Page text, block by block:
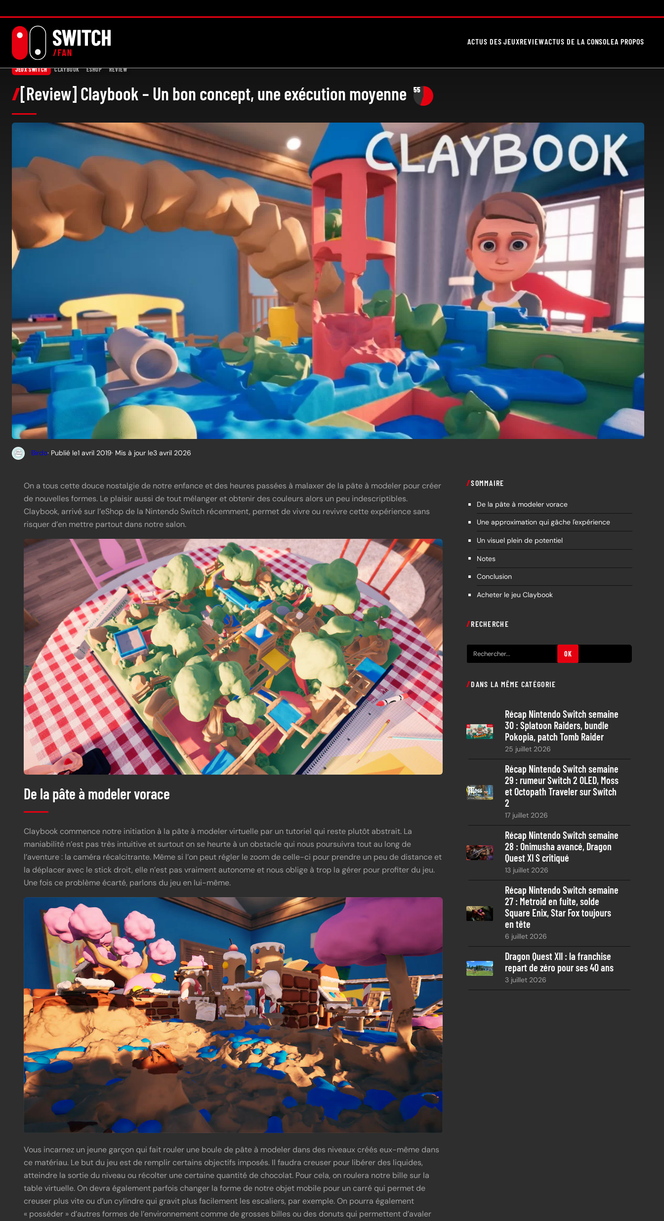
au
contenu
JEUX SWITCH CLAYBOOK ESHOP REVIEW
[Review] Claybook – Un bon concept, une exécution moyenne
Birdo· Publié le1 avril 2019· Mis à jour le3 avril 2026
On a tous cette douce nostalgie de notre enfance et des heures passées à malaxer de la pâte à modeler pour créer
de nouvelles formes. Le plaisir aussi de tout mélanger et obtenir des couleurs alors un peu indescriptibles.
Claybook, arrivé sur l’eShop de la Nintendo Switch récemment, permet de vivre ou revivre cette expérience sans
risquer d’en mettre partout dans notre salon.
De la pâte à modeler vorace
Claybook commence notre initiation à la pâte à modeler virtuelle par un tutoriel qui reste plutôt abstrait. La
maniabilité n’est pas très intuitive et surtout on se heurte à un obstacle qui nous poursuivra tout au long de
l’aventure : la caméra récalcitrante. Même si l’on peut régler le zoom de celle-ci pour prendre un peu de distance et
la déplacer avec le stick droit, elle n’est pas vraiment autonome et nous oblige à trop la gérer pour profiter du jeu.
Une fois ce problème écarté, parlons du jeu en lui-même.
Vous incarnez un jeune garçon qui fait rouler une boule de pâte à modeler dans des niveaux créés eux-même dans
ce matériau. Le but du jeu est de remplir certains objectifs imposés. Il faudra creuser pour libérer des liquides,
atteindre la sortie du niveau ou récolter une certaine quantité de chocolat. Pour cela, on roulera notre bille sur la
table virtuelle. On devra également parfois changer la forme de notre objet mobile pour un carré qui permet de
creuser plus vite ou d’un cylindre qui gravit plus facilement les escaliers, par exemple. On pourra également
« posséder » d’autres formes de l’environnement comme de grosses billes ou des donuts qui permettent d’avaler
SOMMAIRE
De la pâte à modeler vorace
Une approximation qui gâche l'expérience
Un visuel plein de potentiel
Notes
Conclusion
Acheter le jeu Claybook
RECHERCHE
e
h
c
h
OK
DANS LA MÊME CATÉGORIE
Récap Nintendo Switch semaine
30 : Splatoon Raiders, bundle
Pokopia, patch Tomb Raider
25 juillet 2026
Récap Nintendo Switch semaine
29 : rumeur Switch 2 OLED, Moss
et Octopath Traveler sur Switch
2
17 juillet 2026
Récap Nintendo Switch semaine
28 : Onimusha avancé, Dragon
Quest XI S critiqué
13 juillet 2026
Récap Nintendo Switch semaine
27 : Metroid en fuite, solde
Square Enix, Star Fox toujours
en tête
6 juillet 2026
Dragon Quest XII : la franchise
repart de zéro pour ses 40 ans
3 juillet 2026